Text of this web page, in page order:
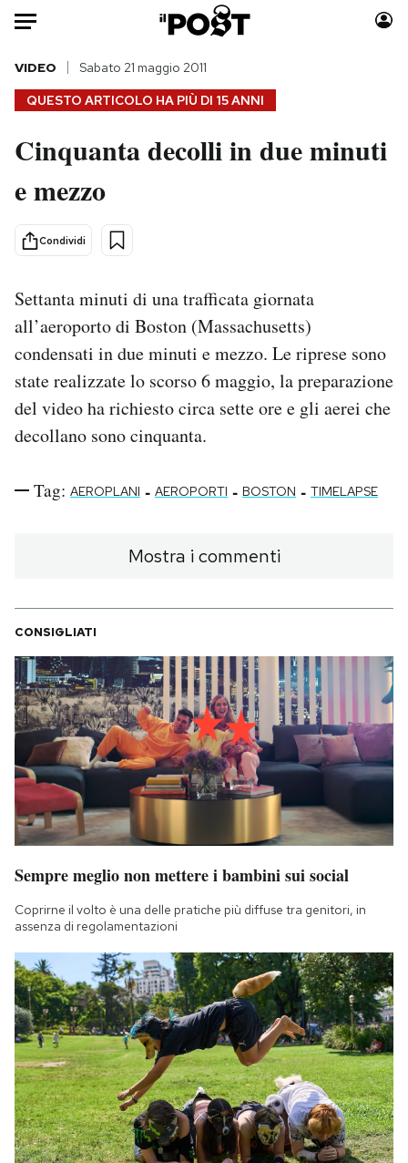
HOME
Italia
Politica
Tecnologia
Internet
Cultura
Economia
Sport
Moda
Europa
Altrecose
Mondiali calcio 2026
PODCAST
NEWSLETTER
I MIEI PREFERITI
SHOP
CALENDARIO
AREA PERSONALE
Area Personale
Newsletter
Notifiche mobile
Hai bisogno di aiuto?
Esci
QUESTO ARTICOLO HA PIÙ DI 15 ANNI
VIDEO Sabato 21 maggio 2011
Cinquanta decolli in due minuti
e mezzo
Condividi
Settanta minuti di una trafficata giornata
all’aeroporto di Boston (Massachusetts)
condensati in due minuti e mezzo. Le riprese sono
state realizzate lo scorso 6 maggio, la preparazione
del video ha richiesto circa sette ore e gli aerei che
decollano sono cinquanta.
Tag: AEROPLANI - AEROPORTI - BOSTON - TIMELAPSE
Mostra i commenti
CONSIGLIATI
Sempre meglio non mettere i bambini sui social
Coprirne il volto è una delle pratiche più diffuse tra genitori, in
assenza di regolamentazioni